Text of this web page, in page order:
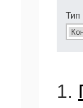
Тип
1.